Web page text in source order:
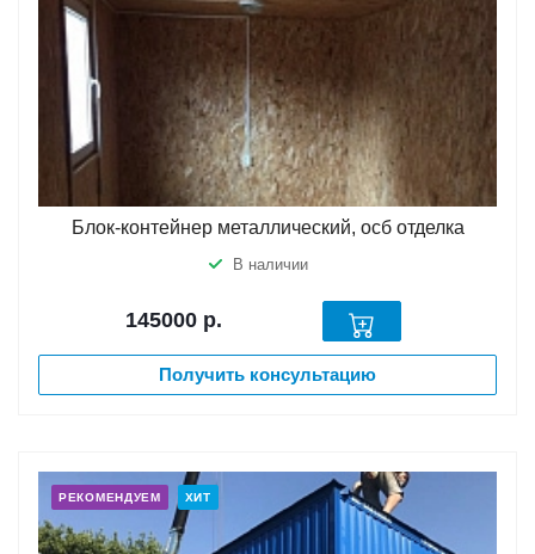
Блок-контейнер металлический, осб отделка
В наличии
145000 р.
Получить консультацию
РЕКОМЕНДУЕМ ХИТ